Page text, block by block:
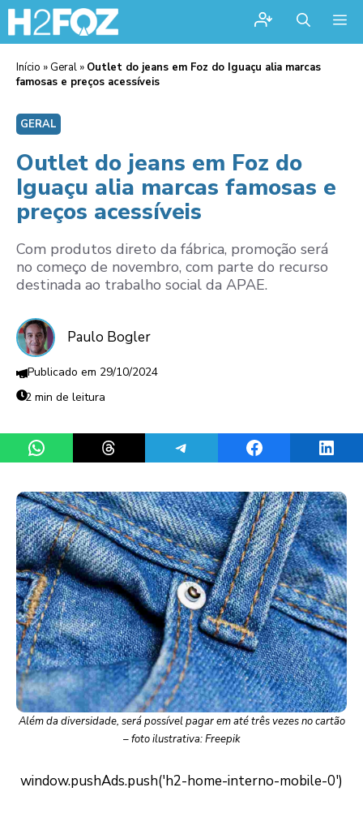
Início » Geral » Outlet do jeans em Foz do Iguaçu alia marcas
famosas e preços acessíveis
GERAL
Outlet do jeans em Foz do
Iguaçu alia marcas famosas e
preços acessíveis
Com produtos direto da fábrica, promoção será
no começo de novembro, com parte do recurso
destinada ao trabalho social da APAE.
Paulo Bogler
29/10/2024
2 min de leitura
Share on WhatsAppShare on ThreadsShare on TelegramShare on Facebook
Além da diversidade, será possível pagar em até três vezes no cartão
– foto ilustrativa: Freepik